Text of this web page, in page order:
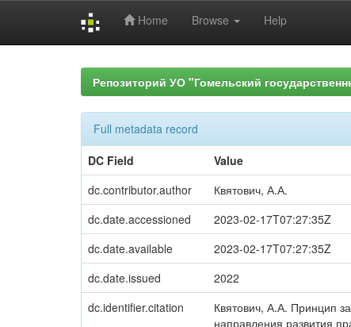
Home Browse Help
Репозиторий УО "Гомельский
Full metadata record
DC Field
Value
dc.contributor.author
Квятович, А.А.
dc.date.accessioned
2023-02-17T07:27:35Z
dc.date.available
2023-02-17T07:27:35Z
dc.date.issued
2022
dc.identifier.citation
Квятович, А.А. Принцип
направления развития